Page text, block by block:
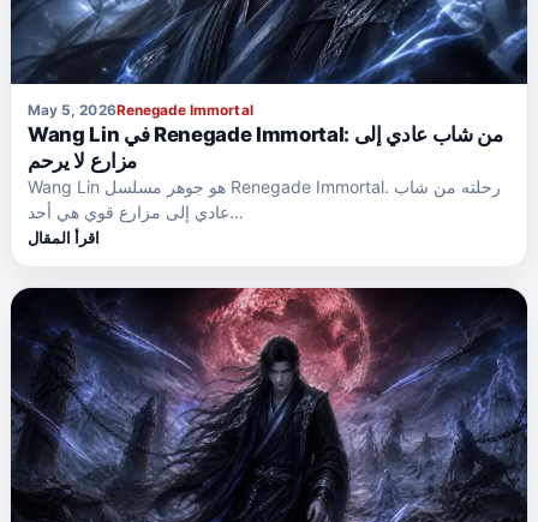
May 5, 2026Renegade Immortal
Wang Lin في Renegade Immortal: من شاب عادي إلى
مزارع لا يرحم
Wang Lin هو جوهر مسلسل Renegade Immortal. رحلته من شاب
عادي إلى مزارع قوي هي أحد…
اقرأ المقال